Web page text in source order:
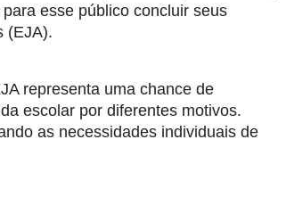
esse público concluir seus
(EJA).
representa uma chance de
escolar por diferentes motivos.
as necessidades individuais de